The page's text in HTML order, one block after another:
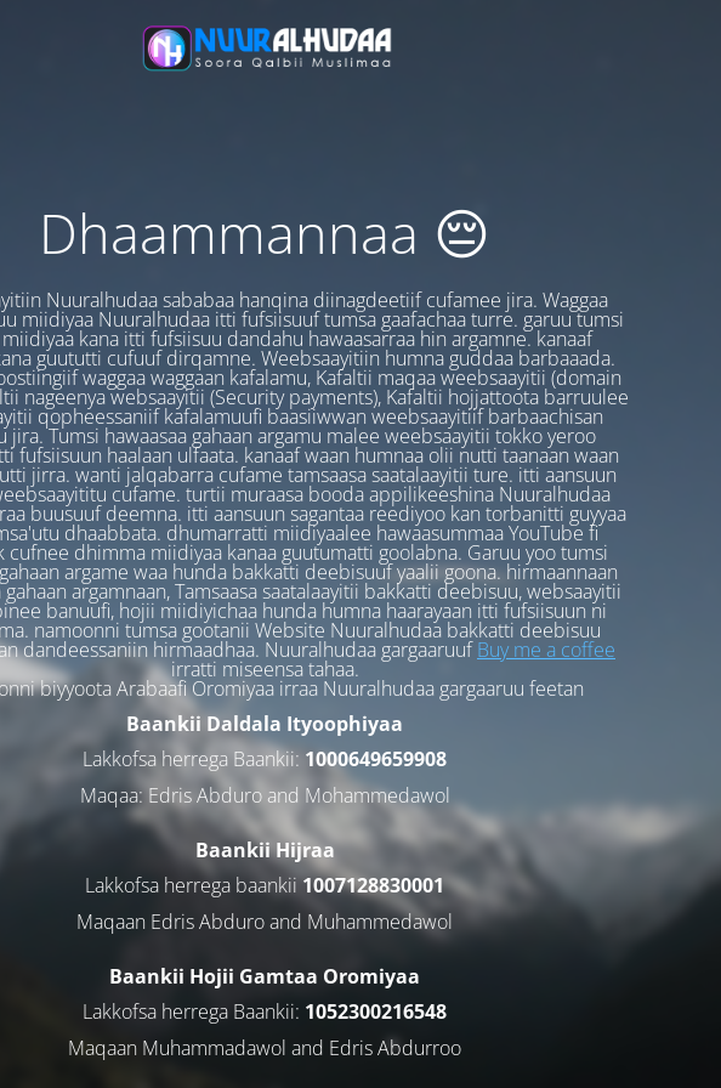
Dhaammannaa 😔
Nuuralhudaa sababaa hanqina diinagdeetiif cufamee jira. Waggaa
miidiyaa Nuuralhudaa itti fufsiisuuf tumsa gaafachaa turre. garuu tumsi
miidiyaa kana itti fufsiisuu dandahu hawaasarraa hin argamne. kanaaf
guututti cufuuf dirqamne. Weebsaayitiin humna guddaa barbaaada.
waggaa waggaan kafalamu, Kafaltii maqaa weebsaayitii (domain
nageenya websaayitii (Security payments), Kafaltii hojjattoota barruulee
qopheessaniif kafalamuufi baasiiwwan weebsaayitiif barbaachisan
jira. Tumsi hawaasaa gahaan argamu malee weebsaayitii tokko yeroo
fufsiisuun haalaan ulfaata. kanaaf waan humnaa olii nutti taanaan waan
jirra. wanti jalqabarra cufame tamsaasa saatalaayitii ture. itti aansuun
cufame. turtii muraasa booda appilikeeshina Nuuralhudaa
buusuuf deemna. itti aansuun sagantaa reediyoo kan torbanitti guyyaa
dhaabbata. dhumarratti miidiyaalee hawaasummaa YouTube fi
cufnee dhimma miidiyaa kanaa guutumatti goolabna. Garuu yoo tumsi
argame waa hunda bakkatti deebisuuf yaalii goona. hirmaannaan
gahaan argamnaan, Tamsaasa saatalaayitii bakkatti deebisuu, websaayitii
banuufi, hojii miidiyichaa hunda humna haarayaan itti fufsiisuun ni
namoonni tumsa gootanii Website Nuuralhudaa bakkatti deebisuu
dandeessaniin hirmaadhaa. Nuuralhudaa gargaaruufBuy me a coffee
irratti miseensa tahaa.
biyyoota Arabaafi Oromiyaa irraa Nuuralhudaa gargaaruu feetan
Baankii Daldala Ityoophiyaa
Lakkofsa herrega Baankii: 1000649659908
Maqaa: Edris Abduro and Mohammedawol
Baankii Hijraa
Lakkofsa herrega baankii 1007128830001
Maqaan Edris Abduro and Muhammedawol
Baankii Hojii Gamtaa Oromiyaa
Lakkofsa herrega Baankii: 1052300216548
Maqaan Muhammadawol and Edris Abdurroo